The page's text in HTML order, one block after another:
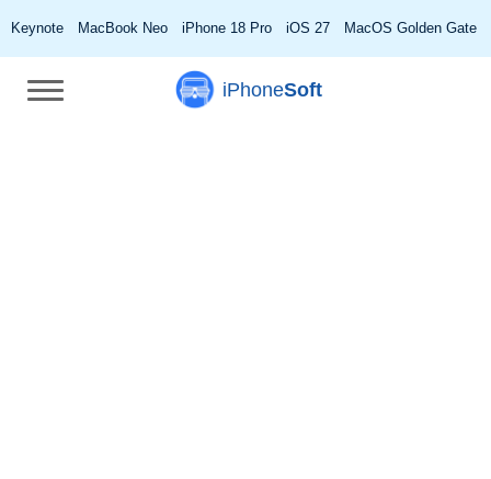
Keynote MacBook Neo iPhone 18 Pro iOS 27 MacOS Golden Gate
iPhoneSoft